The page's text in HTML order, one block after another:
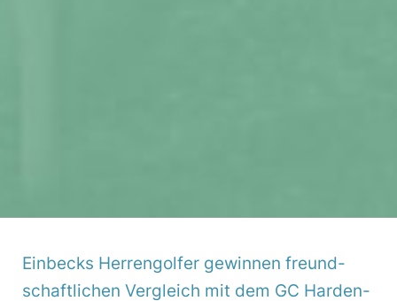
Einbecks Herren­golfer gewinnen freund­
schaft­li­chen Vergleich mit dem GC Harden­